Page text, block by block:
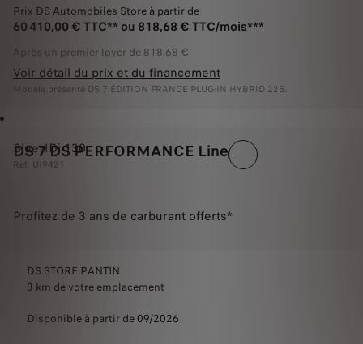
Prix DS Automobiles Store à partir de
60 410,00 € TTC** ou 818,68 € TTC/mois***
Après un premier loyer de 818,68 €
Voir détail du prix et du financement
Modèle présenté DS 7 ÉDITION FRANCE PLUG-IN HYBRID 225.
DS 7 DS PERFORMANCE Line
BlueHDi 130
Ref: UI9421
Profitez de 3 ans de carburant offerts*
DS STORE PANTIN
3 km de votre emplacement
Disponible à partir de 09/2026